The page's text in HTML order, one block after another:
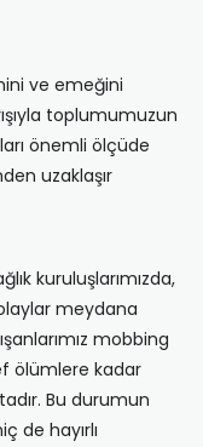
ve emeğini
toplumumuzun
önemli ölçüde
uzaklaşır
kuruluşlarımızda,
meydana
mobbing
ölümlere kadar
Bu durumun
de hayırlı